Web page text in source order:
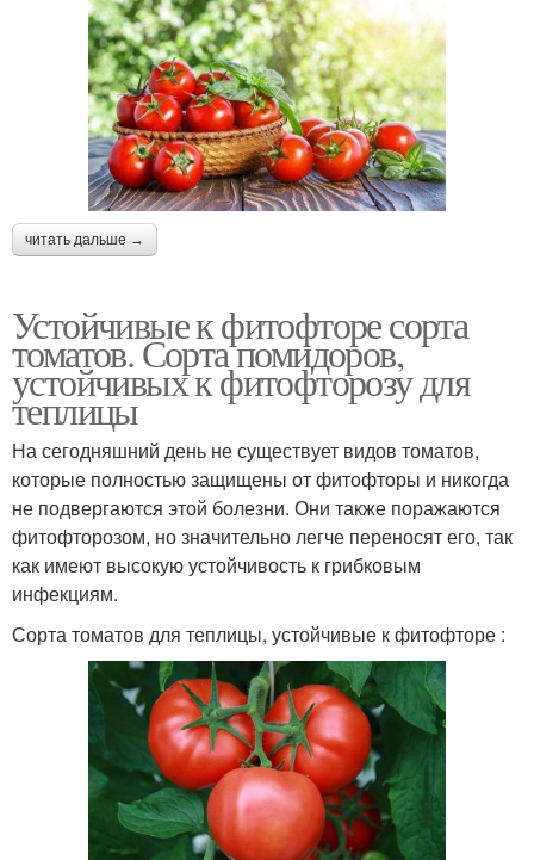
читать дальше →
Устойчивые к фитофторе сорта
томатов. Сорта помидоров,
устойчивых к фитофторозу для
теплицы
На сегодняшний день не существует видов томатов,
которые полностью защищены от фитофторы и никогда
не подвергаются этой болезни. Они также поражаются
фитофторозом, но значительно легче переносят его, так
как имеют высокую устойчивость к грибковым
инфекциям.
Сорта томатов для теплицы, устойчивые к фитофторе :